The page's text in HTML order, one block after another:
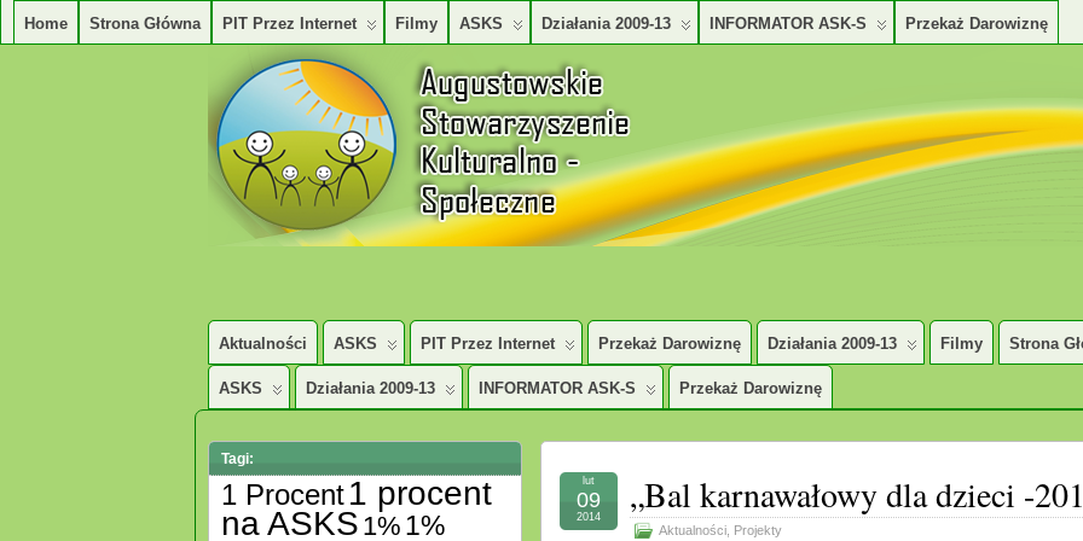
Home Strona Główna PIT Przez Internet Filmy ASKS Działania 2009-13 INFORMATOR ASK-S Przekaż Darowiznę
AUGUSTOWSKIE STOWARZYSZENE KULTURALNO – SPOŁECZNE
Aktualności ASKS PIT Przez Internet Przekaż Darowiznę Działania 2009-13 Filmy Strona
ASKS Działania 2009-13 INFORMATOR ASK-S Przekaż Darowiznę
„Bal karnawałowy dla dzieci -
Aktualności Projekty
lut
09
2014
Tagi:
1 Procent1 procent
na ASKS 1% 1%